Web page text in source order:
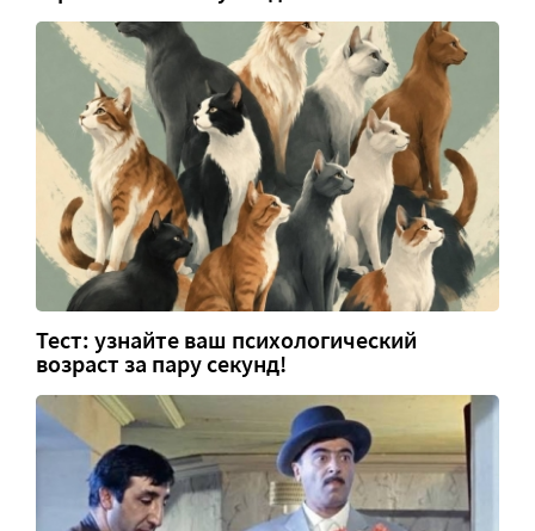
Тест: узнайте ваш психологический
возраст за пару секунд!